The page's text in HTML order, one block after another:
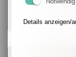
Details anzeigen/